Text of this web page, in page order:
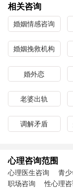
相关咨询
婚姻情感咨询
婚姻挽救机构
婚外恋
老婆出轨
调解矛盾
心理咨询范围
心理医生咨询 青
职场咨询
性心理咨